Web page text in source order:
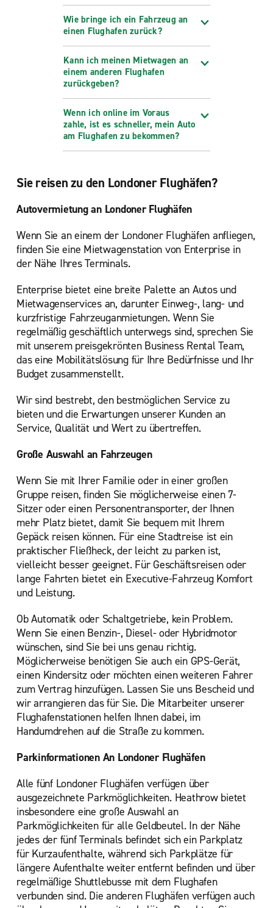
London, Kingsbury
London, Park Lane
London, Park Royal
London, Peckham
London, Russell Square
London, Sydenham
London, Tower Bridge
New Malden
Romford
Sidcup
South Croydon
Southall
Southbank
Uxbridge
Waltham Abbey
Watford
Wembley Nord
Woolwich
Wie bringe ich ein Fahrzeug an
einen Flughafen zurück?
Kann ich meinen Mietwagen an
einem anderen Flughafen
zurückgeben?
Wenn ich online im Voraus
zahle, ist es schneller, mein Auto
am Flughafen zu bekommen?
Sie reisen zu den Londoner Flughäfen?
Autovermietung an Londoner Flughäfen
Wenn Sie an einem der Londoner Flughäfen anfliegen,
finden Sie eine Mietwagenstation von Enterprise in
der Nähe Ihres Terminals.
Enterprise bietet eine breite Palette an Autos und
Mietwagenservices an, darunter Einweg-, lang- und
kurzfristige Fahrzeuganmietungen. Wenn Sie
regelmäßig geschäftlich unterwegs sind, sprechen Sie
mit unserem preisgekrönten Business Rental Team,
das eine Mobilitätslösung für Ihre Bedürfnisse und Ihr
Budget zusammenstellt.
Wir sind bestrebt, den bestmöglichen Service zu
bieten und die Erwartungen unserer Kunden an
Service, Qualität und Wert zu übertreffen.
Große Auswahl an Fahrzeugen
Wenn Sie mit Ihrer Familie oder in einer großen
Gruppe reisen, finden Sie möglicherweise einen 7-
Sitzer oder einen Personentransporter, der Ihnen
mehr Platz bietet, damit Sie bequem mit Ihrem
Gepäck reisen können. Für eine Stadtreise ist ein
praktischer Fließheck, der leicht zu parken ist,
vielleicht besser geeignet. Für Geschäftsreisen oder
lange Fahrten bietet ein Executive-Fahrzeug Komfort
und Leistung.
Ob Automatik oder Schaltgetriebe, kein Problem.
Wenn Sie einen Benzin-, Diesel- oder Hybridmotor
wünschen, sind Sie bei uns genau richtig.
Möglicherweise benötigen Sie auch ein GPS-Gerät,
einen Kindersitz oder möchten einen weiteren Fahrer
zum Vertrag hinzufügen. Lassen Sie uns Bescheid und
wir arrangieren das für Sie. Die Mitarbeiter unserer
Flughafenstationen helfen Ihnen dabei, im
Handumdrehen auf die Straße zu kommen.
Parkinformationen An Londoner Flughäfen
Alle fünf Londoner Flughäfen verfügen über
ausgezeichnete Parkmöglichkeiten. Heathrow bietet
insbesondere eine große Auswahl an
Parkmöglichkeiten für alle Geldbeutel. In der Nähe
jedes der fünf Terminals befindet sich ein Parkplatz
für Kurzaufenthalte, während sich Parkplätze für
längere Aufenthalte weiter entfernt befinden und über
regelmäßige Shuttlebusse mit dem Flughafen
verbunden sind. Die anderen Flughäfen verfügen auch